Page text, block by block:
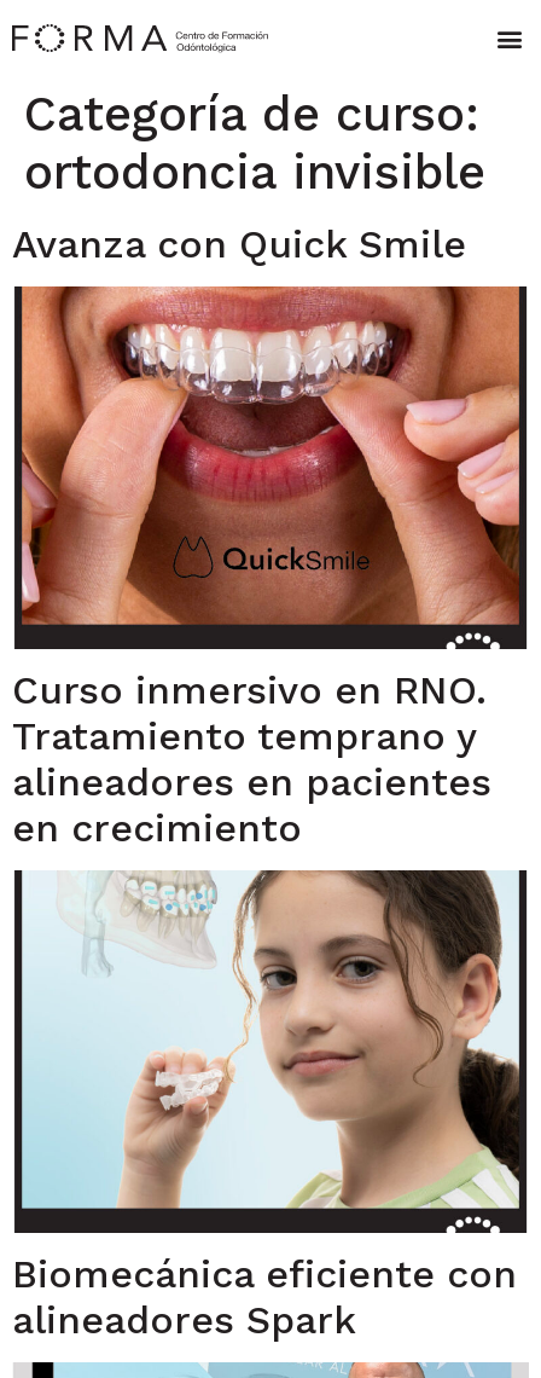
Categoría de curso:
ortodoncia invisible
Avanza con Quick Smile
Curso inmersivo en RNO.
Tratamiento temprano y
alineadores en pacientes
en crecimiento
Biomecánica eficiente con
alineadores Spark